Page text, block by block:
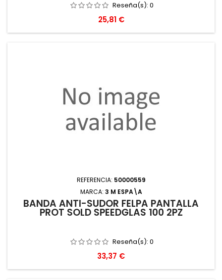
Reseña(s): 0
Precio
25,81 €
REFERENCIA: 50000559
MARCA: 3 M ESPA\A
BANDA ANTI-SUDOR FELPA PANTALLA
PROT SOLD SPEEDGLAS 100 2PZ
Reseña(s): 0
Precio
33,37 €